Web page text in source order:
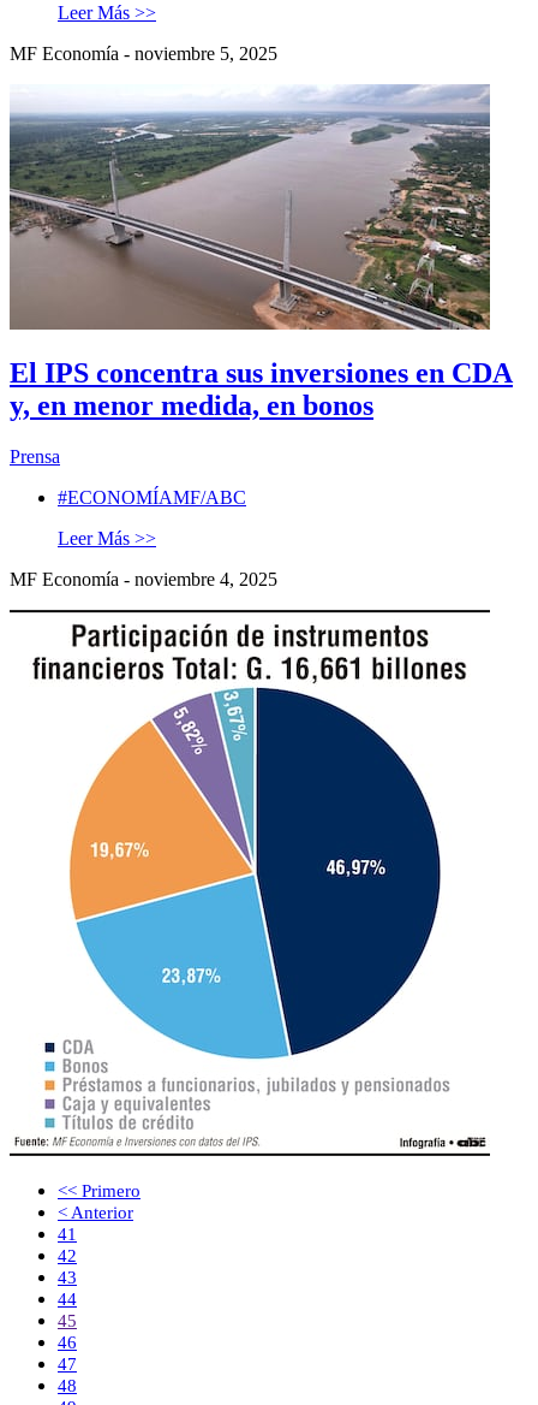
Leer Más >>
MF Economía - noviembre 5, 2025
El IPS concentra sus inversiones en CDA
y, en menor medida, en bonos
Prensa
#ECONOMÍAMF/ABC
Leer Más >>
MF Economía - noviembre 4, 2025
<< Primero
< Anterior
41
42
43
44
45
46
47
48